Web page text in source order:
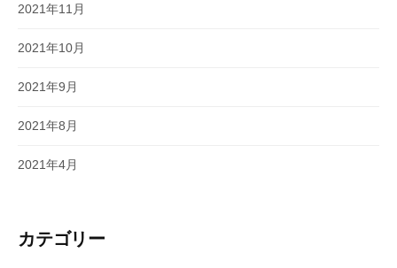
2021年11月
2021年10月
2021年9月
2021年8月
2021年4月
カテゴリー